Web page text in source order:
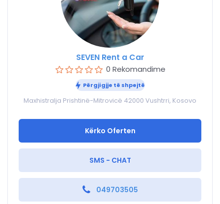
SEVEN Rent a Car
0 Rekomandime
Përgjigjje të shpejtë
Maxhistralja Prishtinë-Mitrovicë 42000 Vushtrri, Kosovo
Kërko Oferten
SMS - CHAT
049703505